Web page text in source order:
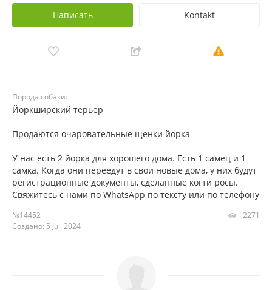
Написать Kontakt
Порода собаки:
Йоркширский терьер
Продаются очаровательные щенки йорка
У нас есть 2 йорка для хорошего дома. Есть 1 самец и 1
самка. Когда они переедут в свои новые дома, у них будут
регистрационные документы, сделанные когти росы.
Свяжитесь с нами по WhatsApp по тексту или по телефону
№14452
Создано: 5 Juli 2024
2271